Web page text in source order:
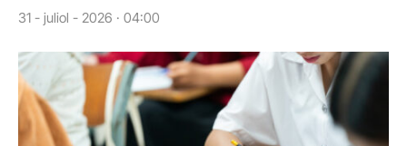
31 - juliol - 2026 · 04:00